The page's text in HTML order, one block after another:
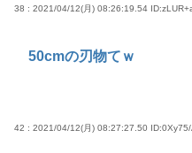
38 : 2021/04/12(月) 08:26:19.54
50cmの刃物てｗ
42 : 2021/04/12(月) 08:27:27.50